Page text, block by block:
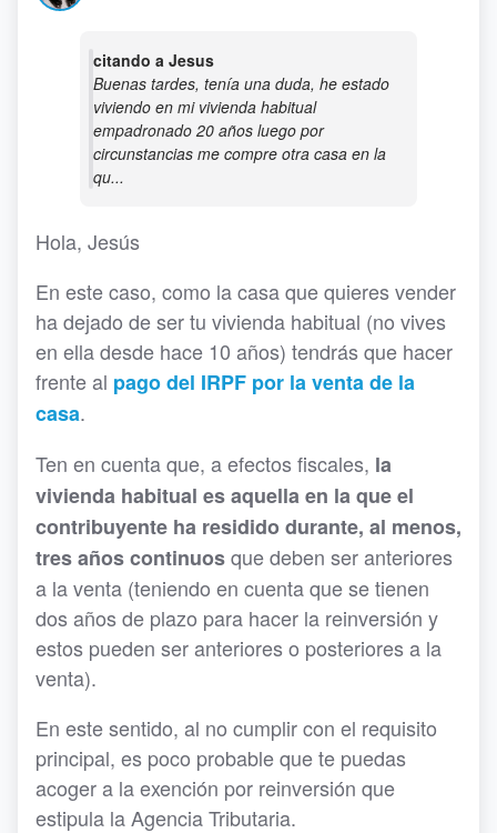
citando a Jesus
Buenas tardes, tenía una duda, he estado
viviendo en mi vivienda habitual
empadronado 20 años luego por
circunstancias me compre otra casa en la
qu...
Hola, Jesús
En este caso, como la casa que quieres vender
ha dejado de ser tu vivienda habitual (no vives
en ella desde hace 10 años) tendrás que hacer
frente al pago del IRPF por la venta de la
casa.
Ten en cuenta que, a efectos fiscales, la
vivienda habitual es aquella en la que el
contribuyente ha residido durante, al menos,
tres años continuosque deben ser anteriores
a la venta (teniendo en cuenta que se tienen
dos años de plazo para hacer la reinversión y
estos pueden ser anteriores o posteriores a la
venta).
En este sentido, al no cumplir con el requisito
principal, es poco probable que te puedas
acoger a la exención por reinversión que
estipula la Agencia Tributaria.